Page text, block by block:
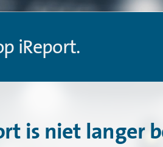
iReport.
is niet langer